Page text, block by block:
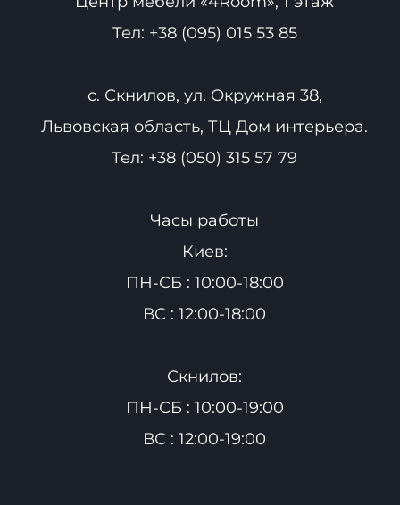
Тел: +38 (095) 015 53 85
с. Скнилов, ул. Окружная 38,
Львовская область, ТЦ Дом интерьера.
Тел: +38 (050) 315 57 79
Часы работы
Киев:
ПН-СБ : 10:00-18:00
ВС : 12:00-18:00
Скнилов:
ПН-СБ : 10:00-19:00
ВС : 12:00-19:00